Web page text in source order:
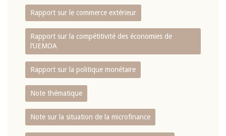
Rapport sur le commerce extérieur
Rapport sur la compétitivité des économies de
l‘UEMOA
Rapport sur la politique monétaire
Note thématique
Note sur la situation de la microfinance